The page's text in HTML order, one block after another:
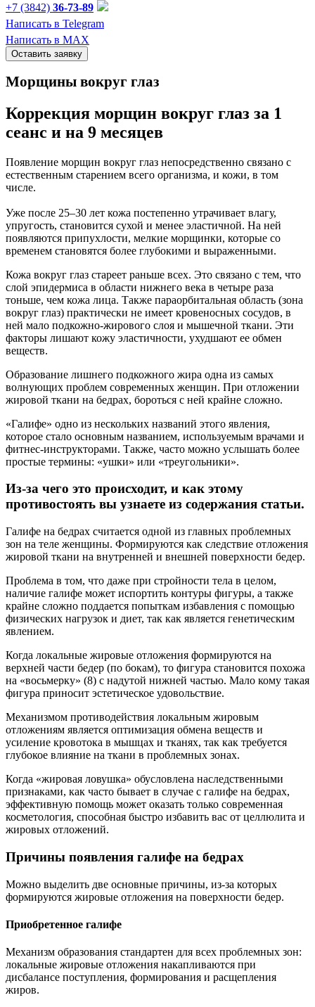
+7 (3842) 36-73-89
Написать в Telegram
Написать в MAX
Оставить заявку
Морщины вокруг глаз
Коррекция морщин вокруг глаз за 1
сеанс и на 9 месяцев
Появление морщин вокруг глаз непосредственно связано с
естественным старением всего организма, и кожи, в том
числе.
Уже после 25–30 лет кожа постепенно утрачивает влагу,
упругость, становится сухой и менее эластичной. На ней
появляются припухлости, мелкие морщинки, которые со
временем становятся более глубокими и выраженными.
Кожа вокруг глаз стареет раньше всех. Это связано с тем, что
слой эпидермиса в области нижнего века в четыре раза
тоньше, чем кожа лица. Также параорбитальная область (зона
вокруг глаз) практически не имеет кровеносных сосудов, в
ней мало подкожно-жирового слоя и мышечной ткани. Эти
факторы лишают кожу эластичности, ухудшают ее обмен
веществ.
Образование лишнего подкожного жира одна из самых
волнующих проблем современных женщин. При отложении
жировой ткани на бедрах, бороться с ней крайне сложно.
«Галифе» одно из нескольких названий этого явления,
которое стало основным названием, используемым врачами и
фитнес-инструкторами. Также, часто можно услышать более
простые термины: «ушки» или «треугольники».
Из-за чего это происходит, и как этому
противостоять вы узнаете из содержания статьи.
Галифе на бедрах считается одной из главных проблемных
зон на теле женщины. Формируются как следствие отложения
жировой ткани на внутренней и внешней поверхности бедер.
Проблема в том, что даже при стройности тела в целом,
наличие галифе может испортить контуры фигуры, а также
крайне сложно поддается попыткам избавления с помощью
физических нагрузок и диет, так как является генетическим
явлением.
Когда локальные жировые отложения формируются на
верхней части бедер (по бокам), то фигура становится похожа
на «восьмерку» (8) с надутой нижней частью. Мало кому такая
фигура приносит эстетическое удовольствие.
Механизмом противодействия локальным жировым
отложениям является оптимизация обмена веществ и
усиление кровотока в мышцах и тканях, так как требуется
глубокое влияние на ткани в проблемных зонах.
Когда «жировая ловушка» обусловлена наследственными
признаками, как часто бывает в случае с галифе на бедрах,
эффективную помощь может оказать только современная
косметология, способная быстро избавить вас от целлюлита и
жировых отложений.
Причины появления галифе на бедрах
Можно выделить две основные причины, из-за которых
формируются жировые отложения на поверхности бедер.
Приобретенное галифе
Механизм образования стандартен для всех проблемных зон:
локальные жировые отложения накапливаются при
дисбалансе поступления, формирования и расщепления
жиров.